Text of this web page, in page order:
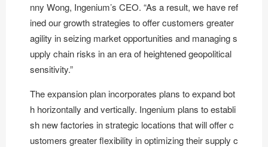
nny Wong, Ingenium’s CEO. “As a result, we have ref
ined our growth strategies to offer customers greater
agility in seizing market opportunities and managing s
upply chain risks in an era of heightened geopolitical
sensitivity.”
The expansion plan incorporates plans to expand bot
h horizontally and vertically. Ingenium plans to establi
sh new factories in strategic locations that will offer c
ustomers greater flexibility in optimizing their supply c